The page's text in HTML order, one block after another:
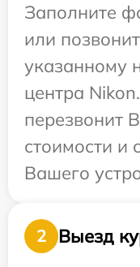
Заполните
или
указанному
центра
перезвонит
стоимости и
Вашего
2
Выезд